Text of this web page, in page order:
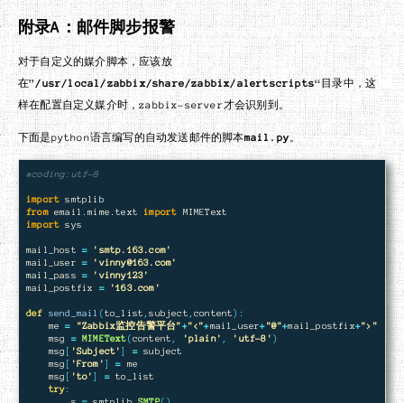
附录A：邮件脚步报警
对于自定义的媒介脚本，应该放
在”/usr/local/zabbix/share/zabbix/alertscripts“目录中，这
样在配置自定义媒介时，zabbix-server才会识别到。
下面是python语言编写的自动发送邮件的脚本mail.py。
import smtplib
from email.mime.text import
MIMEText
import sys
mail_host = ' smtp.163.com'
mail_user
= ' vinny@163.com'
mail_pass
= ' vinny123'
mail_postfix
= '163.com '
def send_mail (to_list ,subject ,content):
me
= "Zabbix监控告警平台"+"<"+mail_user+"@"+mail_postfix+"> "
msg
= MIMEText(content 'plain' ' utf-8 ' )
msg [ 'Subject' ] = subject
msg [ 'From ' ] =
me
msg [ 'to' ] = to_list
try: